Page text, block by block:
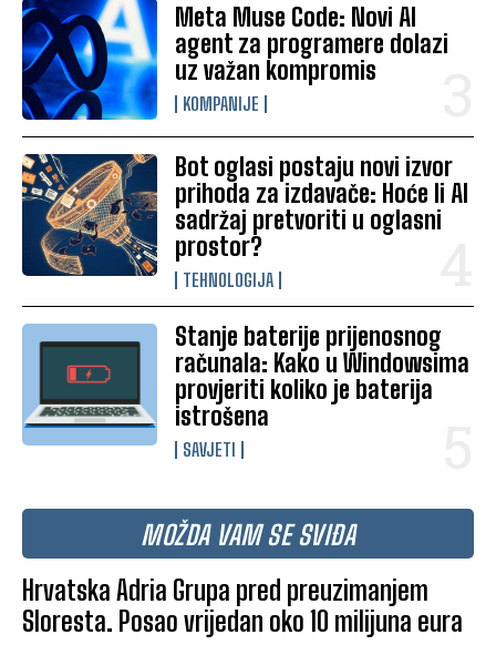
Meta Muse Code: Novi AI
agent za programere dolazi
uz važan kompromis
KOMPANIJE
Bot oglasi postaju novi izvor
prihoda za izdavače: Hoće li AI
sadržaj pretvoriti u oglasni
prostor?
TEHNOLOGIJA
Stanje baterije prijenosnog
računala: Kako u Windowsima
provjeriti koliko je baterija
istrošena
SAVJETI
MOŽDA VAM SE SVIĐA
Hrvatska Adria Grupa pred preuzimanjem
Sloresta. Posao vrijedan oko 10 milijuna eura